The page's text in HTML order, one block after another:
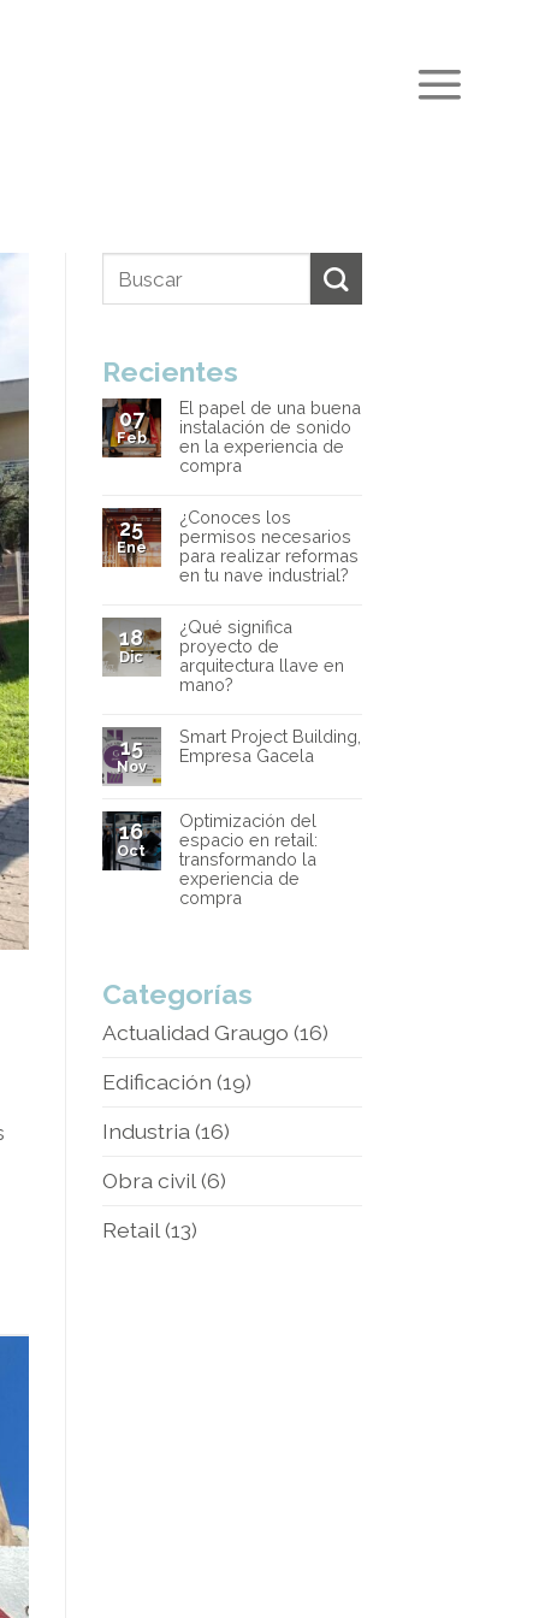
Recientes
07
Feb
El papel de una buena
instalación de sonido
en la experiencia de
compra
25
Ene
¿Conoces los
permisos necesarios
para realizar reformas
en tu nave industrial?
18
Dic
¿Qué significa
proyecto de
arquitectura llave en
mano?
15
Nov
Smart Project Building,
Empresa Gacela
16
Oct
Optimización del
espacio en retail:
transformando la
experiencia de
compra
Categorías
Actualidad Graugo (16)
Edificación (19)
Industria (16)
Obra civil (6)
Retail (13)